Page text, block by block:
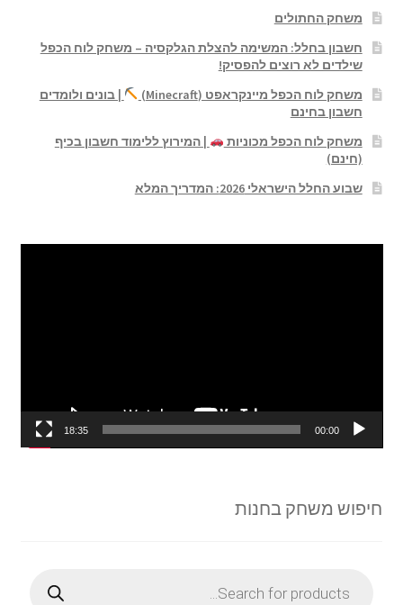
משחק החתולים
חשבון בחלל: המשימה להצלת הגלקסיה – משחק לוח הכפל
שילדים לא רוצים להפסיק!
משחק לוח הכפל מיינקראפט (Minecraft)
| בונים ולומדים
חשבון בחינם
משחק לוח הכפל מכוניות
| המירוץ ללימוד חשבון בכיף
(חינם)
שבוע החלל הישראלי 2026: המדריך המלא
00:00
18:35
חיפוש משחק בחנות
search